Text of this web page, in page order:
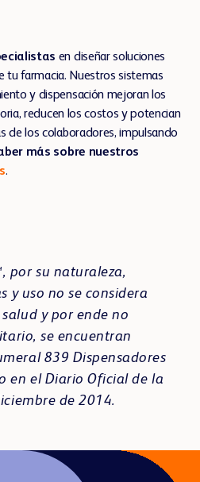
en diseñar soluciones
tu farmacia. Nuestros sistemas
y dispensación mejoran los
reducen los costos y potencian
de los colaboradores, impulsando
más sobre nuestros
.
por su naturaleza,
y uso no se considera
y por ende no
se encuentran
839 Dispensadores
en el Diario Oficial de la
de 2014.